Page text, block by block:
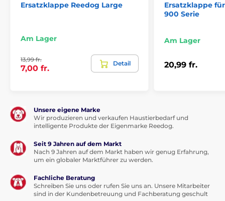
Ersatzklappe Reedog Large
Am Lager
13,99 fr.
7,00 fr.
Detail
Ersatzklappe
900 Serie
Am Lager
20,99 fr.
Unsere eigene Marke
Wir produzieren und verkaufen Haustierbedarf und
intelligente Produkte der Eigenmarke Reedog.
Seit 9 Jahren auf dem Markt
Nach 9 Jahren auf dem Markt haben wir genug Erfahrung,
um ein globaler Marktführer zu werden.
Fachliche Beratung
Schreiben Sie uns oder rufen Sie uns an. Unsere Mitarbeiter
sind in der Kundenbetreuung und Fachberatung geschult